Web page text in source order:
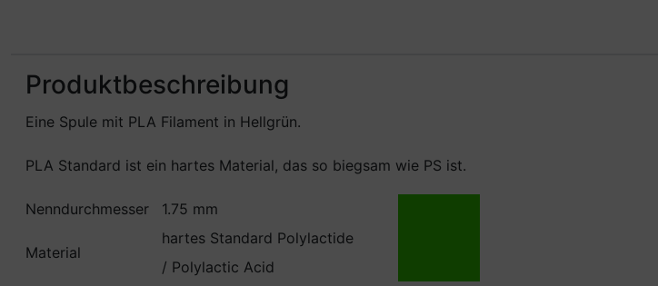
Produktbeschreibung
Eine Spule mit PLA Filament in Hellgrün.
PLA Standard ist ein hartes Material, das so biegsam wie PS ist.
Nenndurchmesser 1.75 mm
Material
hartes Standard Polylactide
/ Polylactic Acid